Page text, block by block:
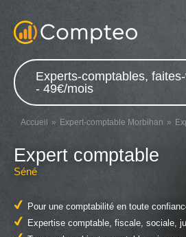
Experts-comptables,
- 49€/mois
Accueil Expert-comptable Morbihan
Expert comptable
Séné
Pour une comptabilité en toute
Expertise comptable, fiscale, sociale,